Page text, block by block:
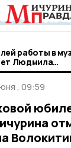
работы в
Людмила
, 09:59